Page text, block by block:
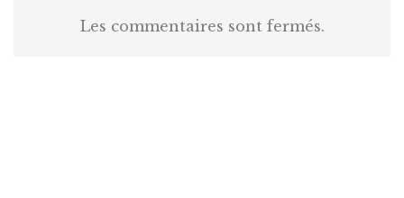
Les commentaires sont fermés.